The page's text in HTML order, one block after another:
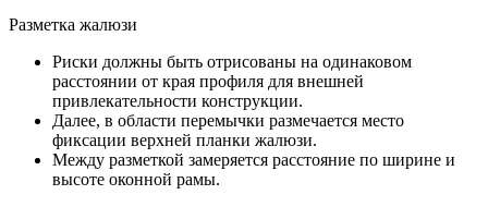
Разметка жалюзи
Риски должны быть отрисованы на одинаковом
расстоянии от края профиля для внешней
привлекательности конструкции.
Далее, в области перемычки размечается место
фиксации верхней планки жалюзи.
Между разметкой замеряется расстояние по ширине и
высоте оконной рамы.